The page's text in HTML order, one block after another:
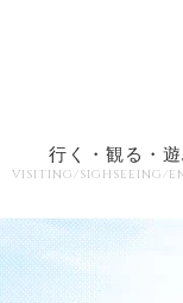
行く・観る・
VISITING/SIGHSEEING/